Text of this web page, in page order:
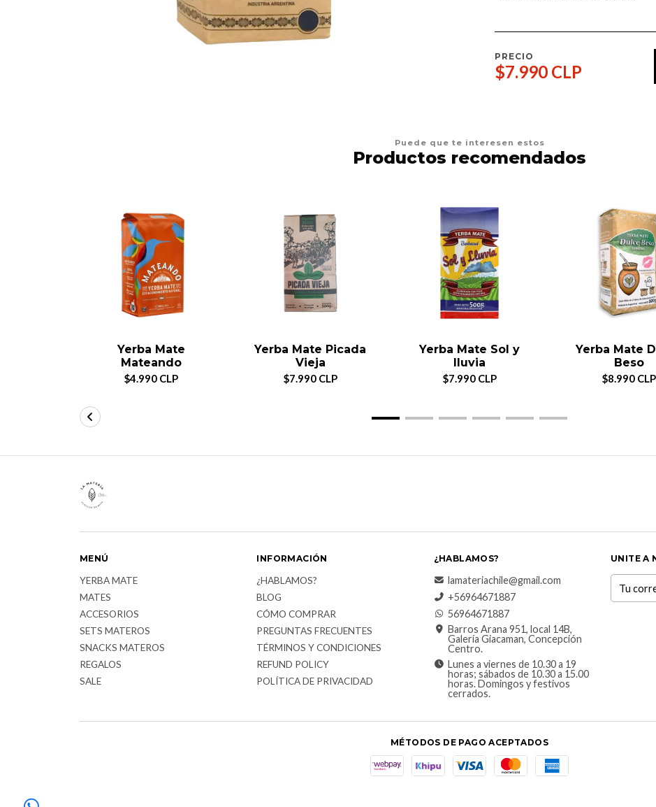
PRECIO
$7.990 CLP
Puede que te interesen estos
Productos recomendados
Yerba Mate
Mateando
$4.990 CLP
Yerba Mate Picada
Vieja
$7.990 CLP
Yerba Mate Sol y
lluvia
$7.990 CLP
Yerba Mate
Beso
$8.990 CLP
MENÚ
YERBA MATE
MATES
ACCESORIOS
SETS MATEROS
SNACKS MATEROS
REGALOS
SALE
INFORMACIÓN
¿HABLAMOS?
BLOG
CÓMO COMPRAR
PREGUNTAS FRECUENTES
TÉRMINOS Y CONDICIONES
REFUND POLICY
POLÍTICA DE PRIVACIDAD
¿HABLAMOS?
lamateriachile@gmail.com
+56964671887
56964671887
Barros Arana 951, local 14B,
Galería Giacaman, Concepción
Centro.
Lunes a viernes de 10.30 a 19
horas; sábados de 10.30 a 15.00
horas. Domingos y festivos
cerrados.
UNITE A
MÉTODOS DE PAGO ACEPTADOS